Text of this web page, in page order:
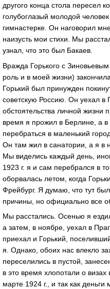
другого конца стола пересел
голубоглазый молодой
гимнастерке. Он наговорил
наизусть мои стихи. Мы
узнал, что это был Бакаев.
Вражда Горького с
роль и в моей жизни)
Горький был принужден
советскую Россию. Он уехал в
обстоятельства личной жизни
время я прожил в Берлине, а в
перебраться в маленький
Он там жил в санатории, а я в
Мы виделись каждый день,
1923 г. я и сам перебрался в
оборвалась летом, когда
Фрейбург. Я думаю, что тут
причины, но официально все
Мы расстались. Осенью я
а затем, в ноябре, уехал в
приехал и Горький,
я. Однако, обоих нас влекло
переселились в пустой,
в это время хлопотали о
марте 1924 г., и так как